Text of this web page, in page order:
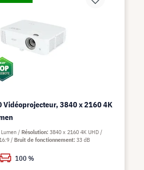
Vidéoprojecteur, 3840 x 2160 4K
Résolution 3840 x 2160 4K UHD
16:9 Bruit de fonctionnement 33 dB
100 %